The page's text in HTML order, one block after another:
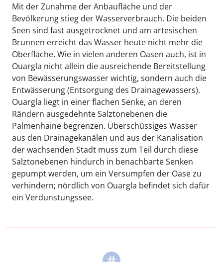
Mit der Zunahme der Anbaufläche und der
Bevölkerung stieg der Wasserverbrauch. Die beiden
Seen sind fast ausgetrocknet und am artesischen
Brunnen erreicht das Wasser heute nicht mehr die
Oberfläche. Wie in vielen anderen Oasen auch, ist in
Ouargla nicht allein die ausreichende Bereitstellung
von Bewässerungswasser wichtig, sondern auch die
Entwässerung (Entsorgung des Drainagewassers).
Ouargla liegt in einer flachen Senke, an deren
Rändern ausgedehnte Salztonebenen die
Palmenhaine begrenzen. Überschüssiges Wasser
aus den Drainagekanälen und aus der Kanalisation
der wachsenden Stadt muss zum Teil durch diese
Salztonebenen hindurch in benachbarte Senken
gepumpt werden, um ein Versumpfen der Oase zu
verhindern; nördlich von Ouargla befindet sich dafür
ein Verdunstungssee.